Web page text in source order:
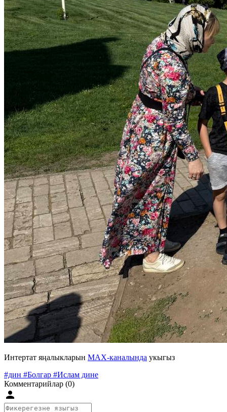
Интертат яңалыкларын MAX-каналында укыгыз
#дин #Болгар #Ислам дине
Комментарийлар (0)